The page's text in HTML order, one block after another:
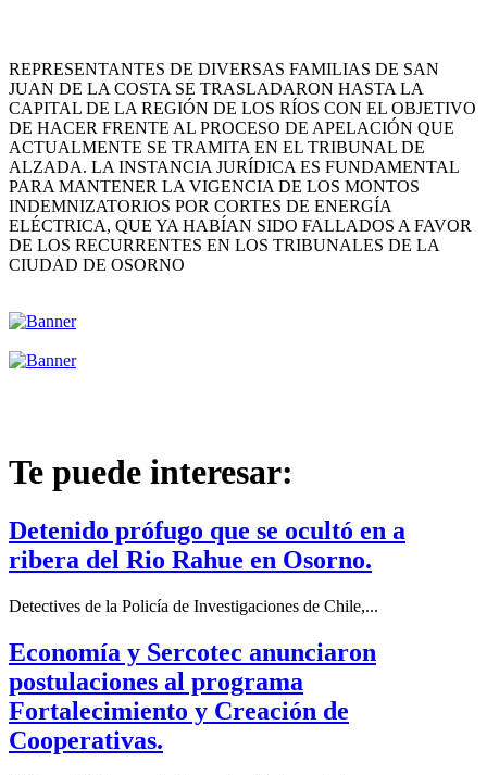
REPRESENTANTES DE DIVERSAS FAMILIAS DE SAN
JUAN DE LA COSTA SE TRASLADARON HASTA LA
CAPITAL DE LA REGIÓN DE LOS RÍOS CON EL OBJETIVO
DE HACER FRENTE AL PROCESO DE APELACIÓN QUE
ACTUALMENTE SE TRAMITA EN EL TRIBUNAL DE
ALZADA. LA INSTANCIA JURÍDICA ES FUNDAMENTAL
PARA MANTENER LA VIGENCIA DE LOS MONTOS
INDEMNIZATORIOS POR CORTES DE ENERGÍA
ELÉCTRICA, QUE YA HABÍAN SIDO FALLADOS A FAVOR
DE LOS RECURRENTES EN LOS TRIBUNALES DE LA
CIUDAD DE OSORNO
Te puede interesar:
Detenido prófugo que se ocultó en a
ribera del Rio Rahue en Osorno.
Detectives de la Policía de Investigaciones de Chile,...
Economía y Sercotec anunciaron
postulaciones al programa
Fortalecimiento y Creación de
Cooperativas.